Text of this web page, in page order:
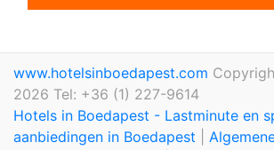
www.hotelsinboedapest.com
2026 Tel: +36 (1) 227-9614
Hotels in Boedapest - Lastminute en
aanbiedingen in Boedapest